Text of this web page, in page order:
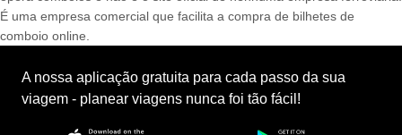
É uma empresa comercial que facilita a compra de bilhetes de
comboio online.
A nossa aplicação gratuita para cada passo da sua
viagem - planear viagens nunca foi tão fácil!